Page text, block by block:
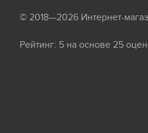
© 2018—2026 Интернет-
Рейтинг: 5 на основе 25